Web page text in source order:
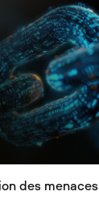
des menaces